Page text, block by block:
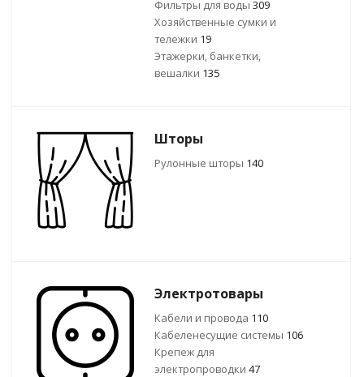
Фильтры для воды 309
Хозяйственные сумки и
тележки 19
Этажерки, банкетки,
вешалки 135
Шторы
Рулонные шторы 140
Электротовары
Кабели и провода 110
Кабеленесущие системы 106
Крепеж для
электропроводки 47